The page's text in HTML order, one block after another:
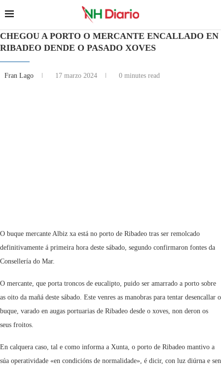
CHEGOU A PORTO O MERCANTE ENCALLADO EN
RIBADEO DENDE O PASADO XOVES
Fran Lago 17 marzo 2024 0 minutes read
O buque mercante Albiz xa está no porto de Ribadeo tras ser remolcado
definitivamente á primeira hora deste sábado, segundo confirmaron fontes da
Consellería do Mar.
O mercante, que porta troncos de eucalipto, puido ser amarrado a porto sobre
as oito da mañá deste sábado. Este venres as manobras para tentar desencallar o
buque, varado en augas portuarias de Ribadeo desde o xoves, non deron os
seus froitos.
En calquera caso, tal e como informa a Xunta, o porto de Ribadeo mantivo a
súa operatividade «en condicións de normalidade», é dicir, con luz diúrna e sen